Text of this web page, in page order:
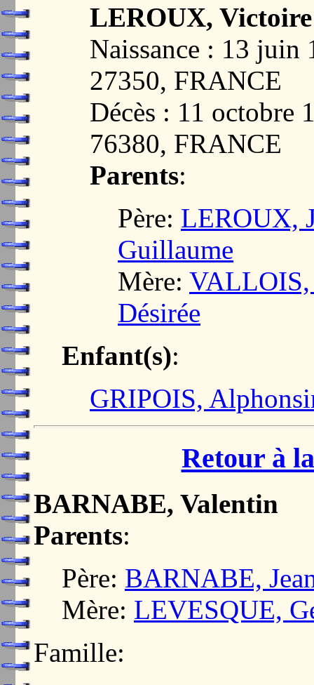
LEROUX,
Naissance : 13
27350, FRANCE
Décès : 11 octobre
76380, FRANCE
Parents:
Père: LEROUX,
Guillaume
Mère: VALLOIS,
Désirée
Enfant(s):
GRIPOIS,
Retour à
BARNABE, Valentin
Parents:
Père: BARNABE,
Mère: LEVESQUE,
Famille: